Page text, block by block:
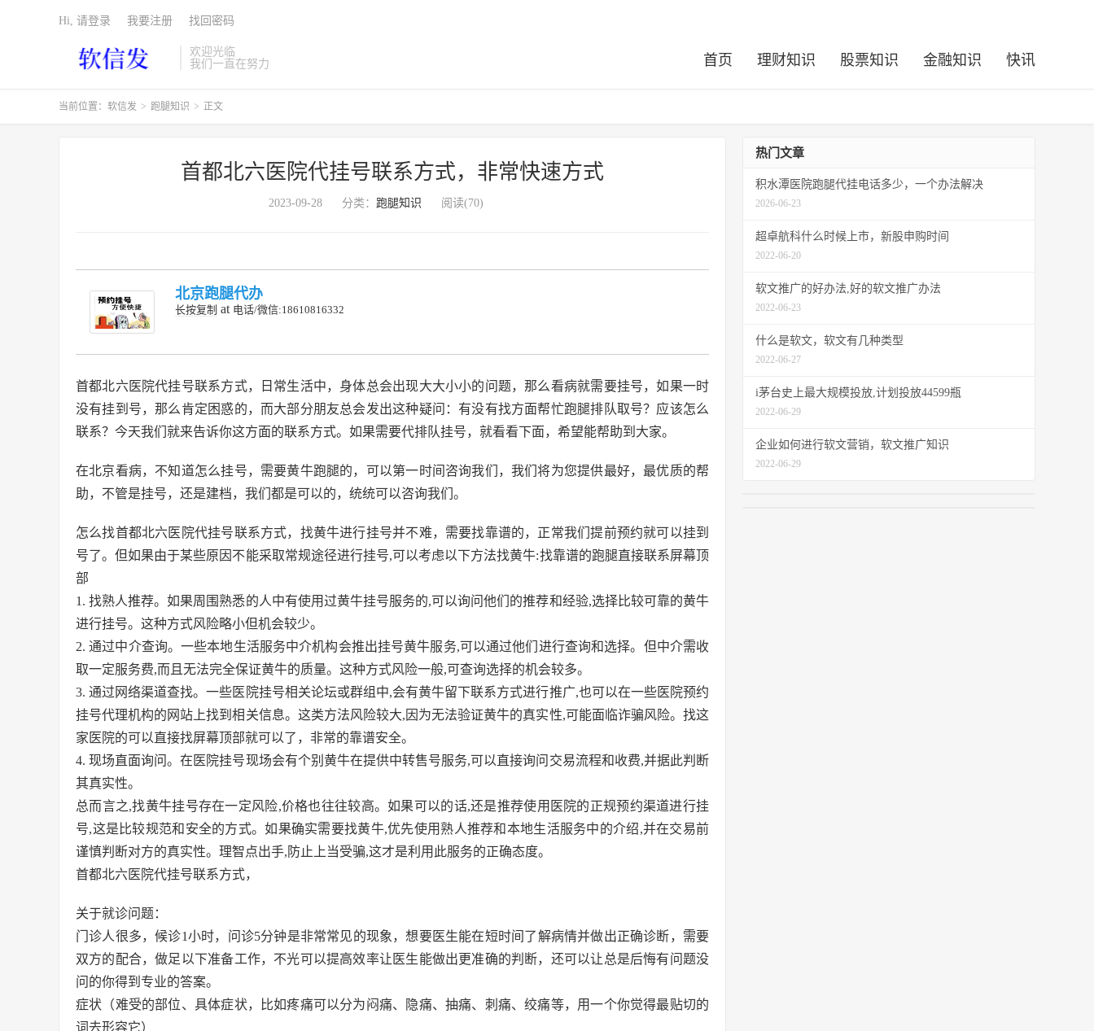
欢迎光临
我们一直在努力
首页 理财知识 股票知识 金融知识 快讯
Hi, 请登录 我要注册 找回密码
当前位置： 软信发 > 跑腿知识 > 正文
首都北六医院代挂号联系方式，非常快速方式
2023-09-28 分类： 跑腿知识 阅读(70)
北京跑腿代办
长按复制 at 电话/微信:18610816332
首都北六医院代挂号联系方式，日常生活中，身体总会出现大大小小的问题，那么看病就需要挂号，如果一时
没有挂到号，那么肯定困惑的，而大部分朋友总会发出这种疑问：有没有找方面帮忙跑腿排队取号？应该怎么
联系？今天我们就来告诉你这方面的联系方式。如果需要代排队挂号，就看看下面，希望能帮助到大家。
在北京看病，不知道怎么挂号，需要黄牛跑腿的，可以第一时间咨询我们，我们将为您提供最好，最优质的帮
助，不管是挂号，还是建档，我们都是可以的，统统可以咨询我们。
怎么找首都北六医院代挂号联系方式，找黄牛进行挂号并不难，需要找靠谱的，正常我们提前预约就可以挂到
号了。但如果由于某些原因不能采取常规途径进行挂号,可以考虑以下方法找黄牛:找靠谱的跑腿直接联系屏幕顶
部
1. 找熟人推荐。如果周围熟悉的人中有使用过黄牛挂号服务的,可以询问他们的推荐和经验,选择比较可靠的黄牛
进行挂号。这种方式风险略小但机会较少。
2. 通过中介查询。一些本地生活服务中介机构会推出挂号黄牛服务,可以通过他们进行查询和选择。但中介需收
取一定服务费,而且无法完全保证黄牛的质量。这种方式风险一般,可查询选择的机会较多。
3. 通过网络渠道查找。一些医院挂号相关论坛或群组中,会有黄牛留下联系方式进行推广,也可以在一些医院预约
挂号代理机构的网站上找到相关信息。这类方法风险较大,因为无法验证黄牛的真实性,可能面临诈骗风险。找这
家医院的可以直接找屏幕顶部就可以了，非常的靠谱安全。
4. 现场直面询问。在医院挂号现场会有个别黄牛在提供中转售号服务,可以直接询问交易流程和收费,并据此判断
其真实性。
总而言之,找黄牛挂号存在一定风险,价格也往往较高。如果可以的话,还是推荐使用医院的正规预约渠道进行挂
号,这是比较规范和安全的方式。如果确实需要找黄牛,优先使用熟人推荐和本地生活服务中的介绍,并在交易前
谨慎判断对方的真实性。理智点出手,防止上当受骗,这才是利用此服务的正确态度。
首都北六医院代挂号联系方式，
关于就诊问题：
门诊人很多，候诊1小时，问诊5分钟是非常常见的现象，想要医生能在短时间了解病情并做出正确诊断，需要
双方的配合，做足以下准备工作，不光可以提高效率让医生能做出更准确的判断，还可以让总是后悔有问题没
问的你得到专业的答案。
症状（难受的部位、具体症状，比如疼痛可以分为闷痛、隐痛、抽痛、刺痛、绞痛等，用一个你觉得最贴切的
词去形容它）
热门文章
积水潭医院跑腿代挂电话多少，一个办法解决
2026-06-23
超卓航科什么时候上市，新股申购时间
2022-06-20
软文推广的好办法,好的软文推广办法
2022-06-23
什么是软文，软文有几种类型
2022-06-27
i茅台史上最大规模投放,计划投放44599瓶
2022-06-29
企业如何进行软文营销，软文推广知识
2022-06-29